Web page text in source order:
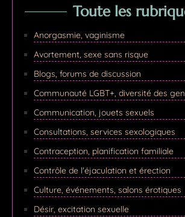
Toute les
Anorgasmie, vaginisme
Avortement, sexe sans risque
Blogs, forums de discussion
Communauté LGBT+, diversité des
Communication, jouets sexuels
Consultations, services sexologiques
Contraception, planification familiale
Contrôle de l'éjaculation et érection
Culture, événements, salons érotiques
Désir, excitation sexuelle